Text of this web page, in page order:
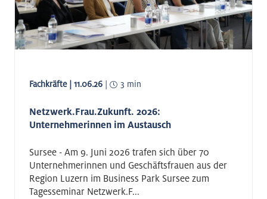
Mobilität
Fachkräfte
Aerospace
Fachkräfte | 11.06.26 | 3 min
Netzwerk.Frau.Zukunft. 2026:
Unternehmerinnen im Austausch
Sursee - Am 9. Juni 2026 trafen sich über 70
Unternehmerinnen und Geschäftsfrauen aus der
Region Luzern im Business Park Sursee zum
Tagesseminar Netzwerk.F...